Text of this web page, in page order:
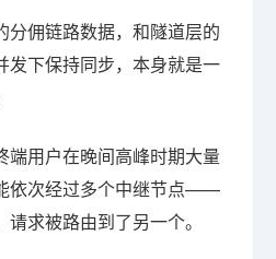
分佣链路数据，和隧道层的
发下保持同步，本身就是一
端用户在晚间高峰时期大量
依次经过多个中继节点——
求被路由到了另一个。